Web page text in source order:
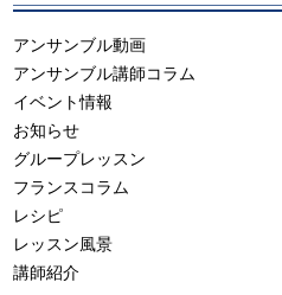
アンサンブル動画
アンサンブル講師コラム
イベント情報
お知らせ
グループレッスン
フランスコラム
レシピ
レッスン風景
講師紹介